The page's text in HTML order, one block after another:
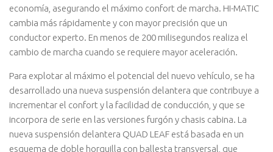
economía, asegurando el máximo confort de marcha. HI-MATIC
cambia más rápidamente y con mayor precisión que un
conductor experto. En menos de 200 milisegundos realiza el
cambio de marcha cuando se requiere mayor aceleración.
Para explotar al máximo el potencial del nuevo vehículo, se ha
desarrollado una nueva suspensión delantera que contribuye a
incrementar el confort y la facilidad de conducción, y que se
incorpora de serie en las versiones furgón y chasis cabina. La
nueva suspensión delantera QUAD LEAF está basada en un
esquema de doble horquilla con ballesta transversal, que